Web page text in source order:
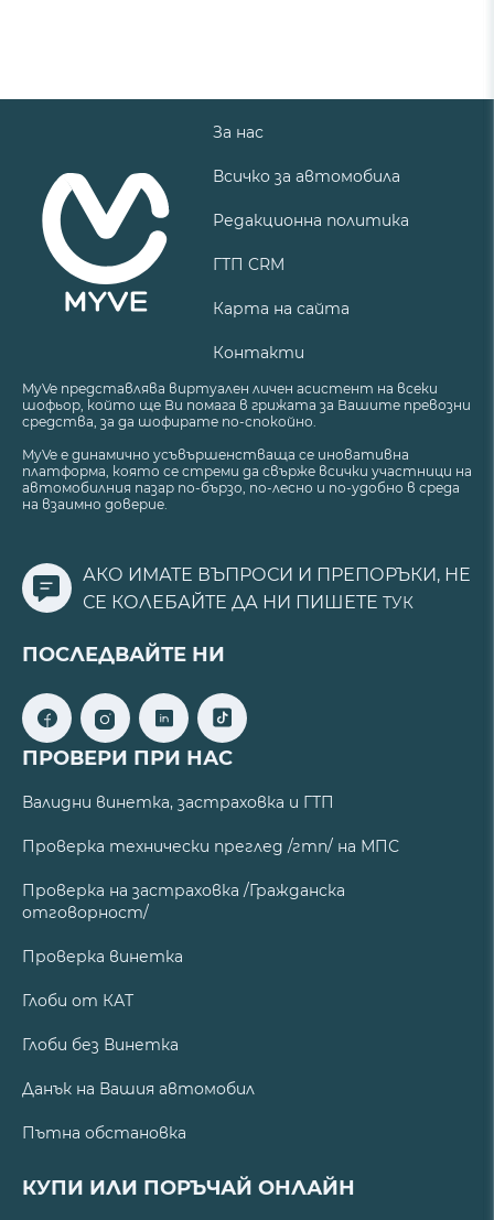
За нас
Всичко за автомобила
Редакционна политика
ГТП CRM
Карта на сайта
Контакти
MyVe представлява виртуален личен асистент на всеки
шофьор, който ще Ви помага в грижата за Вашите превозни
средства, за да шофирате по-спокойно.
MyVe е динамично усъвършенстваща се иновативна
платформа, която се стреми да свърже всички участници на
автомобилния пазар по-бързо, по-лесно и по-удобно в среда
на взаимно доверие.
АКО ИМАТЕ ВЪПРОСИ И ПРЕПОРЪКИ, НЕ
СЕ КОЛЕБАЙТЕ ДА НИ ПИШЕТЕ ТУК
ПОСЛЕДВАЙТЕ НИ
ПРОВЕРИ ПРИ НАС
Валидни винетка, застраховка и ГТП
Проверка технически преглед /гтп/ на МПС
Проверка на застраховка /Гражданска
отговорност/
Проверка винетка
Глоби от КАТ
Глоби без Винетка
Данък на Вашия автомобил
Пътна обстановка
КУПИ ИЛИ ПОРЪЧАЙ ОНЛАЙН